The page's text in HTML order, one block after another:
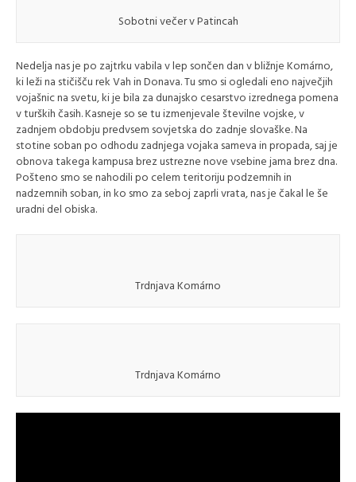
Sobotni večer v Patincah
Nedelja nas je po zajtrku vabila v lep sončen dan v bližnje Komárno,
ki leži na stičišču rek Vah in Donava. Tu smo si ogledali eno največjih
vojašnic na svetu, ki je bila za dunajsko cesarstvo izrednega pomena
v turških časih. Kasneje so se tu izmenjevale številne vojske, v
zadnjem obdobju predvsem sovjetska do zadnje slovaške. Na
stotine soban po odhodu zadnjega vojaka sameva in propada, saj je
obnova takega kampusa brez ustrezne nove vsebine jama brez dna.
Pošteno smo se nahodili po celem teritoriju podzemnih in
nadzemnih soban, in ko smo za seboj zaprli vrata, nas je čakal le še
uradni del obiska.
Trdnjava Komárno
Trdnjava Komárno